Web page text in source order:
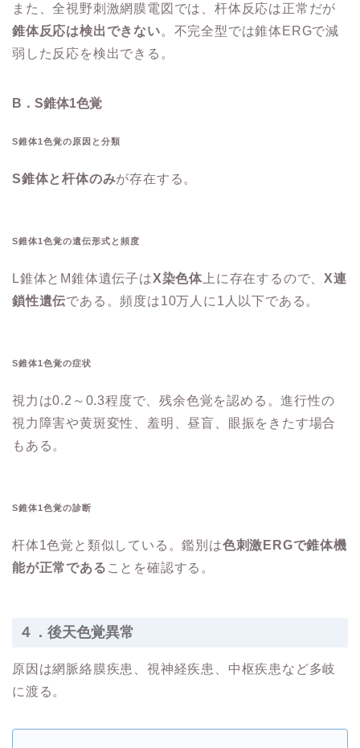
また、全視野刺激網膜電図では、杆体反応は正常だが
錐体反応は検出できない。不完全型では錐体ERGで減
弱した反応を検出できる。
B．S錐体1色覚
S錐体1色覚の原因と分類
S錐体と杆体のみが存在する。
S錐体1色覚の遺伝形式と頻度
L錐体とM錐体遺伝子はX染色体 上に存在するので、X連
鎖性遺伝である。頻度は10万人に1人以下である。
S錐体1色覚の症状
視力は0.2～0.3程度で、残余色覚を認める。進行性の
視力障害や黄斑変性、羞明、昼盲、眼振をきたす場合
もある。
S錐体1色覚の診断
杆体1色覚と類似している。鑑別は色刺激ERGで錐体機
能が正常である ことを確認する。
４．後天色覚異常
原因は網脈絡膜疾患、視神経疾患、中枢疾患など多岐
に渡る。